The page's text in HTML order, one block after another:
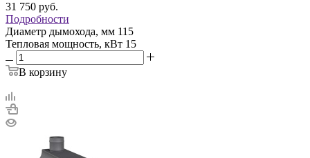
31 750 руб.
Подробности
Диаметр дымохода, мм 115
Тепловая мощность, кВт 15
В корзину